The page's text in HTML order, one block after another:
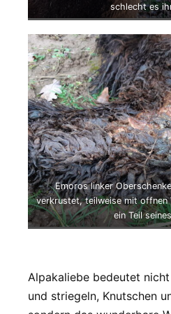
schlecht es
Emoros linker
verkrustet, teilweise mit offnen
ein Teil
Alpakaliebe bedeutet
und striegeln, Knutschen